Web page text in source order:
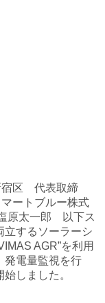
宿区 代表取締
ートブルー株式
原太一郎 以下ス
立するソーラーシ
AGR”を利用
発電量監視を行
しました。